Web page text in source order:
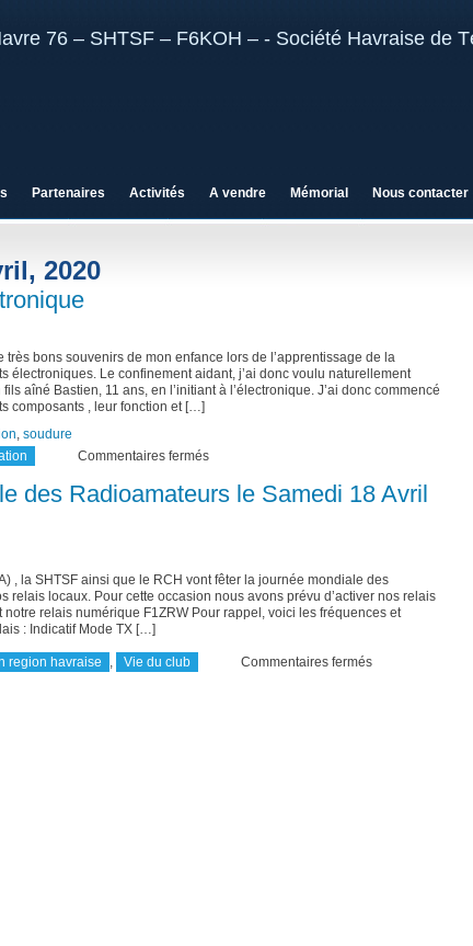
2020
bons souvenirs de mon enfance lors de l’apprentissage de la
électroniques. Le confinement aidant, j’ai donc voulu naturellement
aîné Bastien, 11 ans, en l’initiant à l’électronique. J’ai donc commencé
composants , leur fonction et […]
, soudure
Commentaires fermés
l’électronique
des Radioamateurs le Samedi 18 Avril
, la SHTSF ainsi que le RCH vont fêter la journée mondiale des
relais locaux. Pour cette occasion nous avons prévu d’activer nos relais
notre relais numérique F1ZRW Pour rappel, voici les fréquences et
: Indicatif Mode TX […]
region havraise , Vie du club Commentaires fermés
Partenaires Activités A vendre Mémorial Nous contacter